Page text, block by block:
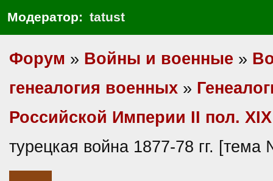
Модератор: tatust
Форум » Войны и военные »
генеалогия военных »
Российской Империи II пол.
турецкая война 1877-78 гг.